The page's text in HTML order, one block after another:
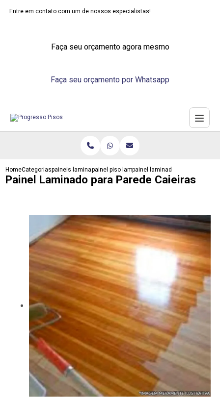
Entre em contato com um de nossos especialistas!
Faça seu orçamento agora mesmo
Faça seu orçamento por Whatsapp
HomeCategoriaspaineis laminadospainel piso laminadopainel laminado para parede
Painel Laminado para Parede Caieiras